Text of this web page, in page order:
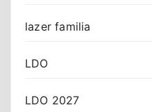
lazer familia
LDO
LDO 2027